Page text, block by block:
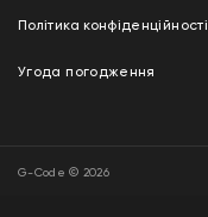
Політика конфіденційності
Угода погодження
G-Code © 2026